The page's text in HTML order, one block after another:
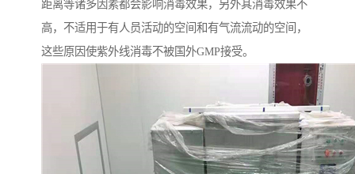
距离等诸多因素都会影响消毒效果，另外其消毒效果不
高，不适用于有人员活动的空间和有气流流动的空间，
这些原因使紫外线消毒不被国外GMP接受。